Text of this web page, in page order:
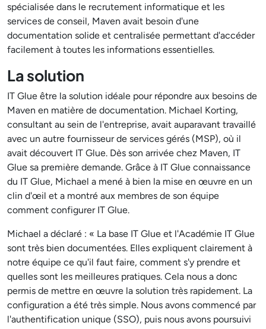
spécialisée dans le recrutement informatique et les
services de conseil, Maven avait besoin d'une
documentation solide et centralisée permettant d'accéder
facilement à toutes les informations essentielles.
La solution
IT Glue être la solution idéale pour répondre aux besoins de
Maven en matière de documentation. Michael Korting,
consultant au sein de l'entreprise, avait auparavant travaillé
avec un autre fournisseur de services gérés (MSP), où il
avait découvert IT Glue. Dès son arrivée chez Maven, IT
Glue sa première demande. Grâce à IT Glue connaissance
du IT Glue, Michael a mené à bien la mise en œuvre en un
clin d'œil et a montré aux membres de son équipe
comment configurer IT Glue.
Michael a déclaré : « La base IT Glue et l'Académie IT Glue
sont très bien documentées. Elles expliquent clairement à
notre équipe ce qu'il faut faire, comment s'y prendre et
quelles sont les meilleures pratiques. Cela nous a donc
permis de mettre en œuvre la solution très rapidement. La
configuration a été très simple. Nous avons commencé par
l'authentification unique (SSO), puis nous avons poursuivi